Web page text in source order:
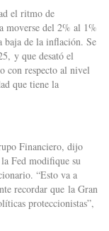
el ritmo de
moverse del 2% al 1%
de la inflación. Se
y que desató el
con respecto al nivel
que tiene la
Financiero, dijo
Fed modifique su
“Esto va a
recordar que la Gran
proteccionistas”,